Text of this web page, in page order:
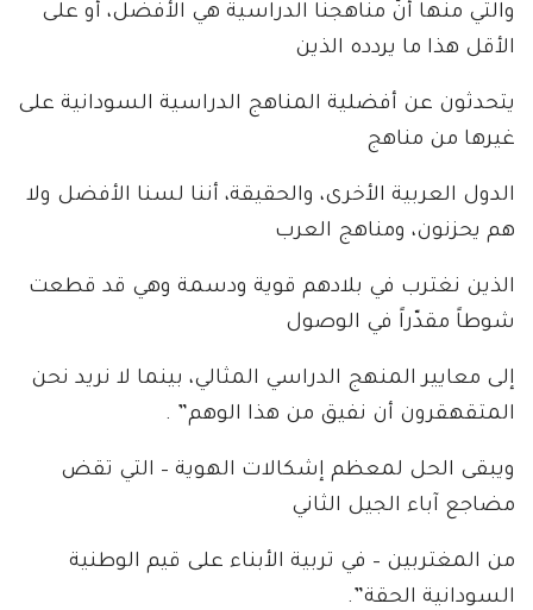
والتي منها أنّ مناهجنا الدراسية هي الأفضل، أو على
الأقل هذا ما يردده الذين
يتحدثون عن أفضلية المناهج الدراسية السودانية على
غيرها من مناهج
الدول العربية الأخرى، والحقيقة، أننا لسنا الأفضل ولا
هم يحزنون، ومناهج العرب
الذين نغترب في بلادهم قوية ودسمة وهي قد قطعت
شوطاً مقدّراً في الوصول
إلى معايير المنهج الدراسي المثالي، بينما لا نريد نحن
المتقهقرون أن نفيق من هذا الوهم” .
ويبقى الحل لمعظم إشكالات الهوية – التي تقض
مضاجع آباء الجيل الثاني
من المغتربين – في تربية الأبناء على قيم الوطنية
السودانية الحقة”.